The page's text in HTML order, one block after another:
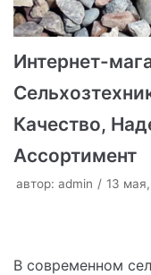
Интернет-
Качество,
Ассортимент
автор: admin 13
В современном